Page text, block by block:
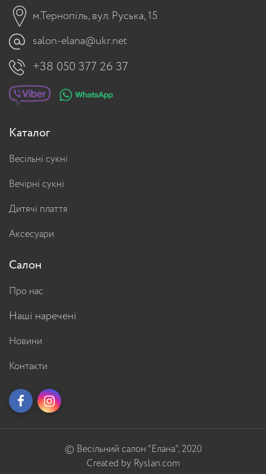
м.Тернопіль, вул. Руська, 15
salon-elana@ukr.net
+38 050 377 26 37
Каталог
Весільні сукні
Вечірні сукні
Дитячі плаття
Аксесуари
Салон
Про нас
Наші наречені
Новини
Контакти
© Весільний салон “Елана”, 2020
Created by Ryslan.com